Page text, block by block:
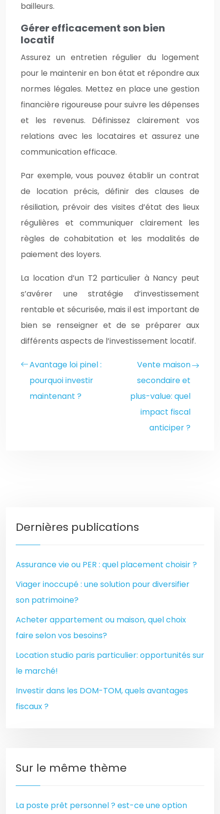
bailleurs.
Gérer efficacement son bien
locatif
Assurez un entretien régulier du logement
pour le maintenir en bon état et répondre aux
normes légales. Mettez en place une gestion
financière rigoureuse pour suivre les dépenses
et les revenus. Définissez clairement vos
relations avec les locataires et assurez une
communication efficace.
Par exemple, vous pouvez établir un contrat
de location précis, définir des clauses de
résiliation, prévoir des visites d’état des lieux
régulières et communiquer clairement les
règles de cohabitation et les modalités de
paiement des loyers.
La location d’un T2 particulier à Nancy peut
s’avérer une stratégie d’investissement
rentable et sécurisée, mais il est important de
bien se renseigner et de se préparer aux
différents aspects de l’investissement locatif.
Avantage loi pinel :
pourquoi investir
maintenant ?
Vente maison
secondaire et
plus-value: quel
impact fiscal
anticiper ?
Dernières publications
Assurance vie ou PER : quel placement choisir ?
Viager inoccupé : une solution pour diversifier
son patrimoine?
Acheter appartement ou maison, quel choix
faire selon vos besoins?
Location studio paris particulier: opportunités sur
le marché!
Investir dans les DOM-TOM, quels avantages
fiscaux ?
Sur le même thème
La poste prêt personnel ? est-ce une option